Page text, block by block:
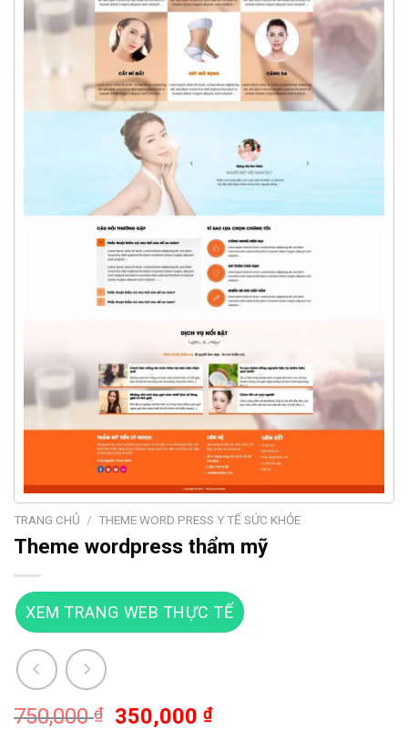
TRANG CHỦ / THEME WORD PRESS Y TẾ SỨC KHỎE
Theme wordpress thẩm mỹ
XEM TRANG WEB THỰC TẾ
750,000₫
Giá
350,000₫Giá